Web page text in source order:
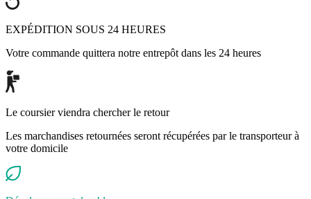
EXPÉDITION SOUS 24 HEURES
Votre commande quittera notre entrepôt dans les 24 heures
Le coursier viendra chercher le retour
Les marchandises retournées seront récupérées par le transporteur à
votre domicile